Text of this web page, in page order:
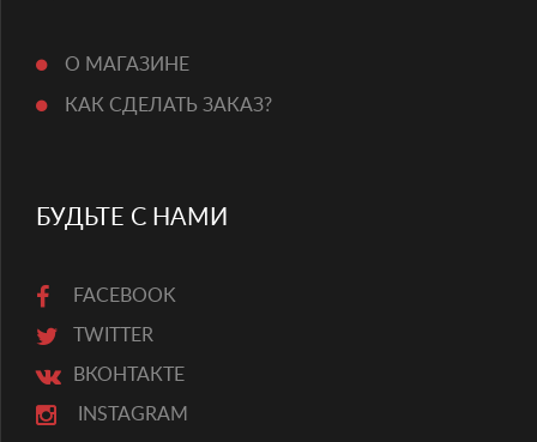
О МАГАЗИНЕ
КАК СДЕЛАТЬ ЗАКАЗ?
БУДЬТЕ С НАМИ
FACEBOOK
TWITTER
ВКОНТАКТЕ
INSTAGRAM